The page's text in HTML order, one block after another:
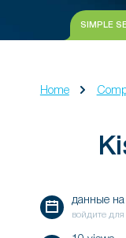
SIMPLE
Home
данные на
войдите